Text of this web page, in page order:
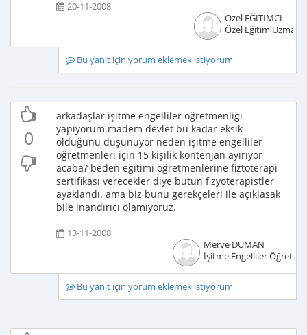
20-11-2008
Özel EĞİTİMCİ
Özel Eğitim Uzmanı
Bu yanıt için yorum eklemek istiyorum
0
arkadaşlar işitme engelliler öğretmenliği
yapıyorum.madem devlet bu kadar eksik
olduğunu düşünüyor neden işitme engelliler
öğretmenleri için 15 kişilik kontenjan ayırıyor
acaba? beden eğitimi öğretmenlerine fiztoterapi
sertifikası verecekler diye bütün fizyoterapistler
ayaklandı. ama biz bunu gerekçeleri ile açıklasak
bile inandırıcı olamıyoruz.
13-11-2008
Merve DUMAN
İşitme Engelliler
Bu yanıt için yorum eklemek istiyorum